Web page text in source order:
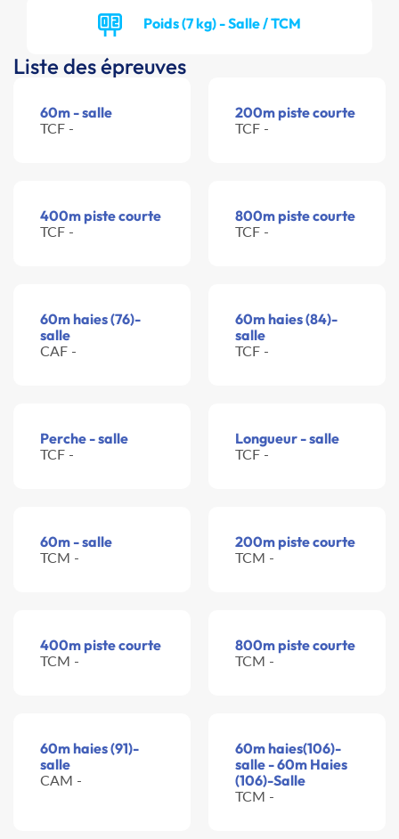
Poids (7 kg) - Salle / TCM
Liste des épreuves
60m - salle
TCF -
200m piste courte
TCF -
400m piste courte
TCF -
800m piste courte
TCF -
60m haies (76)-
salle
CAF -
60m haies (84)-
salle
TCF -
Perche - salle
TCF -
Longueur - salle
TCF -
60m - salle
TCM -
200m piste courte
TCM -
400m piste courte
TCM -
800m piste courte
TCM -
60m haies (91)-
salle
CAM -
60m haies(106)-
salle - 60m Haies
(106)-Salle
TCM -